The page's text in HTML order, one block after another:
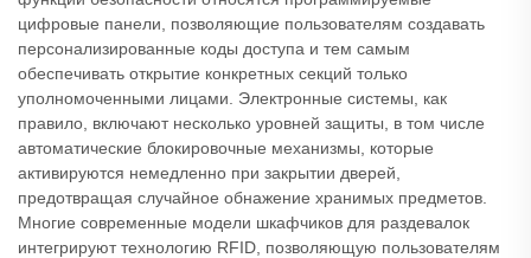
цифровые панели, позволяющие пользователям создавать
персонализированные коды доступа и тем самым
обеспечивать открытие конкретных секций только
уполномоченными лицами. Электронные системы, как
правило, включают несколько уровней защиты, в том числе
автоматические блокировочные механизмы, которые
активируются немедленно при закрытии дверей,
предотвращая случайное обнажение хранимых предметов.
Многие современные модели шкафчиков для раздевалок
интегрируют технологию RFID, позволяющую пользователям